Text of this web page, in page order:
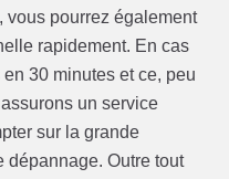
vous pourrez également
rapidement. En cas
30 minutes et ce, peu
un service
sur la grande
dépannage. Outre tout